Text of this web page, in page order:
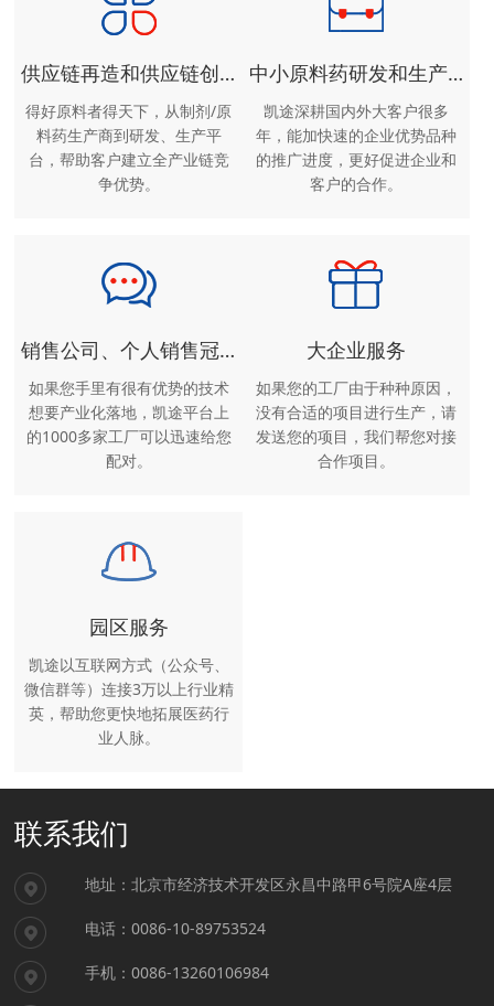
供应链再造和供应链创造
得好原料者得天下，从制剂/原
料药生产商到研发、生产平
台，帮助客户建立全产业链竞
争优势。
中小原料药研发和生产企业服务
凯途深耕国内外大客户很多
年，能加快速的企业优势品种
的推广进度，更好促进企业和
客户的合作。
销售公司、个人销售冠军和中小制剂企业服务
如果您手里有很有优势的技术
想要产业化落地，凯途平台上
的1000多家工厂可以迅速给您
配对。
大企业服务
如果您的工厂由于种种原因，
没有合适的项目进行生产，请
发送您的项目，我们帮您对接
合作项目。
园区服务
凯途以互联网方式（公众号、
微信群等）连接3万以上行业精
英，帮助您更快地拓展医药行
业人脉。
联系我们
地址：北京市经济技术开发区永昌中路甲6号院A座4层
电话：0086-10-89753524
手机：0086-13260106984